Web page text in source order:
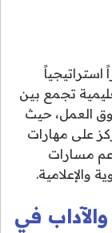
استراتيجياً
تجمع بين
العمل، حيث
على مهارات
مسارات
والإعلامية.
في